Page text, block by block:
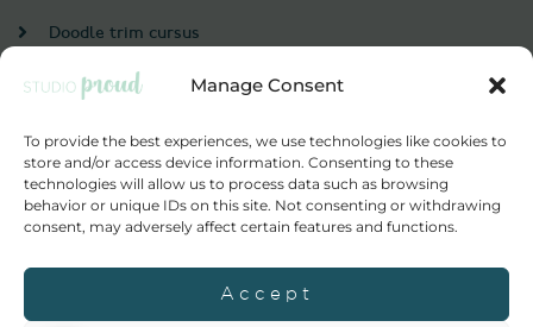
Manage Consent
To provide the best experiences, we use technologies like cookies to
store and/or access device information. Consenting to these
technologies will allow us to process data such as browsing
behavior or unique IDs on this site. Not consenting or withdrawing
consent, may adversely affect certain features and functions.
Accept
Doodle trim cursus
Account
Login / Register
Probeer nu
© 2021 Studioproud. All rights reserved.